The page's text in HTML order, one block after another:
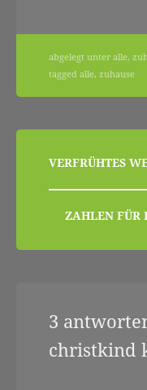
abgelegt unter alle,
tagged alle, zuhause
VERFRÜHTES
ZAHLEN FÜR
3
christkind